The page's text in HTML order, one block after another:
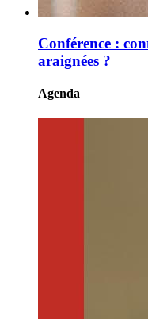
Conférence :
araignées ?
Agenda